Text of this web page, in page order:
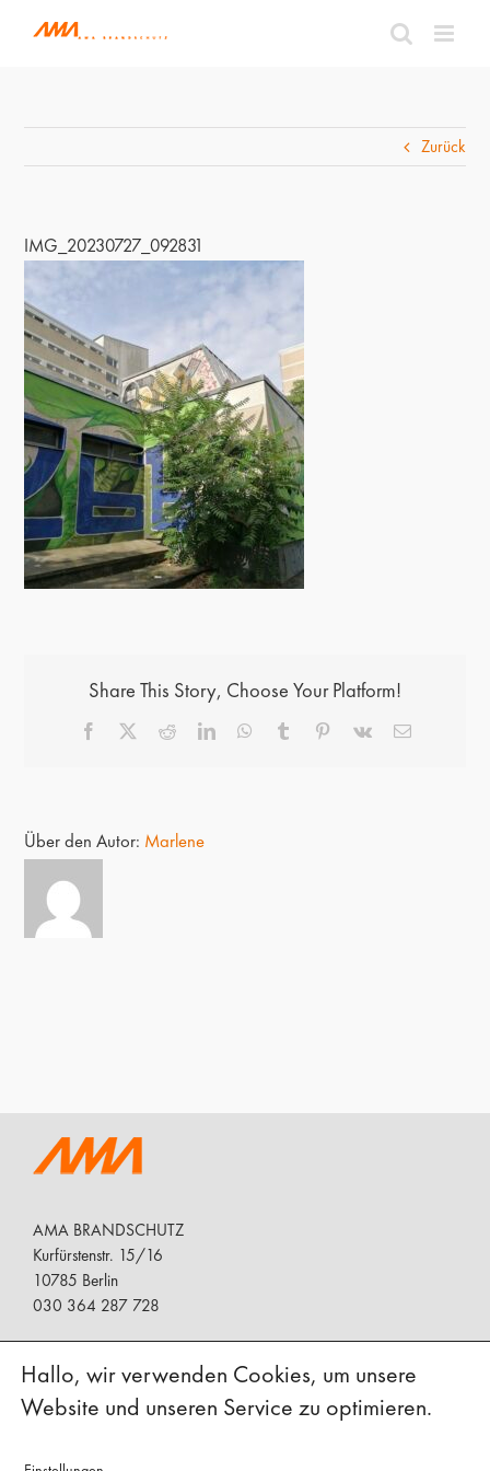
Inhalt
Zurück
IMG_20230727_092831
Share This Story, Choose Your Platform!
Facebook RedditLinkedInWhatsApp
Tumblr Pinterest
Vk
E-
Über den Autor: Marlene
AMA BRANDSCHUTZ
Kurfürstenstr. 15/16
10785 Berlin
030 364 287 728
Brandschutz + Architektur = eine positive
Ergänzung
Hallo, wir verwenden Cookies, um unsere
Website und unseren Service zu optimieren.